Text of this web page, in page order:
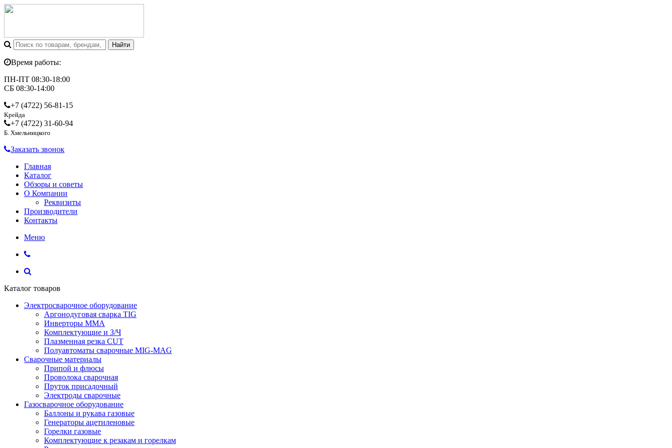
Время работы:
ПН-ПТ 08:30-18:00
СБ 08:30-14:00
+7 (4722) 56-81-15
Крейда
+7 (4722) 31-60-94
Б. Хмельницкого
Заказать звонок
Главная
Каталог
Обзоры и советы
О Компании
Реквизиты
Производители
Контакты
Меню
Каталог товаров
Электросварочное оборудование
Аргонодуговая сварка TIG
Инверторы ММА
Комплектующие и З/Ч
Плазменная резка CUT
Полуавтоматы сварочные MIG-MAG
Сварочные материалы
Припой и флюсы
Проволока сварочная
Пруток присадочный
Электроды сварочные
Газосварочное оборудование
Баллоны и рукава газовые
Генераторы ацетиленовые
Горелки газовые
Комплектующие к резакам и горелкам